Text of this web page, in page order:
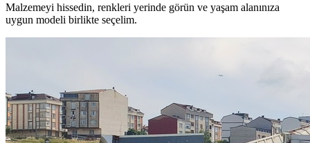
Malzemeyi hissedin, renkleri yerinde görün ve yaşam alanınıza
uygun modeli birlikte seçelim.